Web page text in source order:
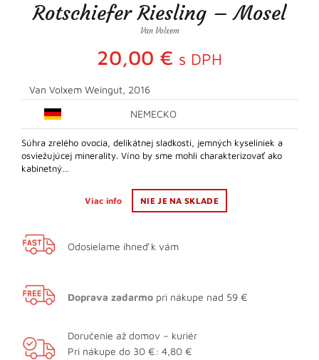
Rotschiefer Riesling – Mosel
Van Volxem
20,00 € s DPH
Van Volxem Weingut, 2016
NEMECKO
Súhra zrelého ovocia, delikátnej sladkosti, jemných kyseliniek a
osviežujúcej minerality. Víno by sme mohli charakterizovať ako
kabinetný…
Viac info NIE JE NA SKLADE
Odosielame ihneď k vám
Doprava zadarmo pri nákupe nad 59 €
Doručenie až domov – kuriér
Pri nákupe do 30 €: 4,80 €